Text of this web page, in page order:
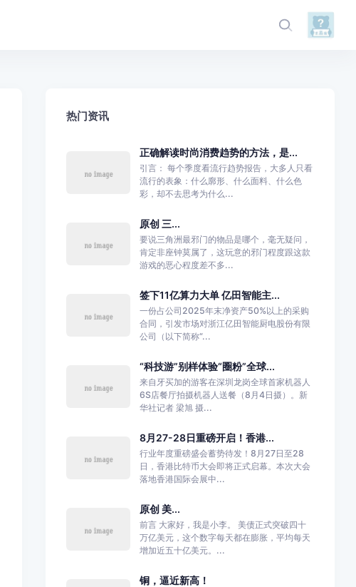
热门资讯
正确解读时尚消费趋势的方法，是...
引言： 每个季度看流行趋势报告，大多人只看
流行的表象：什么廓形、什么面料、什么色
彩，却不去思考为什么...
原创 三...
要说三角洲最邪门的物品是哪个，毫无疑问，
肯定非座钟莫属了，这玩意的邪门程度跟这款
游戏的恶心程度差不多...
签下11亿算力大单 亿田智能主...
一份占公司2025年末净资产50%以上的采购
合同，引发市场对浙江亿田智能厨电股份有限
公司（以下简称“...
“科技游”别样体验“圈粉”全球...
来自牙买加的游客在深圳龙岗全球首家机器人
6S店餐厅拍摄机器人送餐（8月4日摄）。新
华社记者 梁旭 摄...
8月27-28日重磅开启！香港...
行业年度重磅盛会蓄势待发！8月27日至28
日，香港比特币大会即将正式启幕。本次大会
落地香港国际会展中...
原创 美...
前言 大家好，我是小李。 美债正式突破四十
万亿美元，这个数字每天都在膨胀，平均每天
增加近五十亿美元。...
铜，逼近新高！